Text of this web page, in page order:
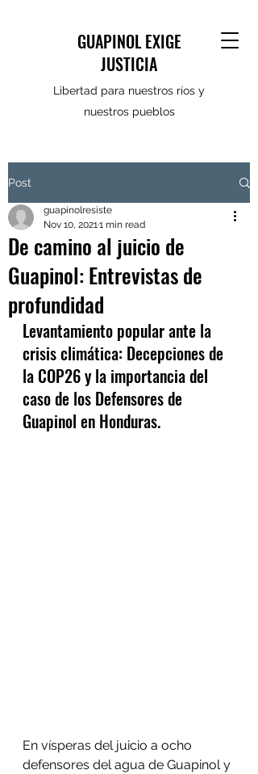
GUAPINOL EXIGE
JUSTICIA
Libertad para nuestros ríos y
nuestros pueblos
Post
De camino al juicio de
Guapinol: Entrevistas de
profundidad
guapinolresiste
Nov 10, 20211 min read
Levantamiento popular ante la
crisis climática: Decepciones de
la COP26 y la importancia del
caso de los Defensores de
Guapinol en Honduras.
En vísperas del juicio a ocho
defensores del agua de Guapinol y